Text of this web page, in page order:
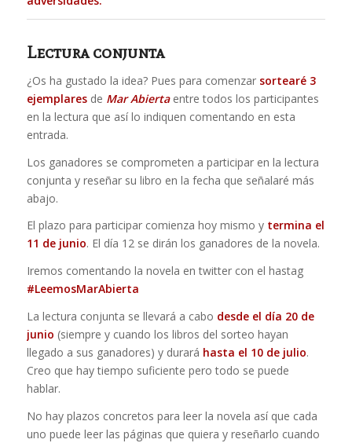
Lectura conjunta
¿Os ha gustado la idea? Pues para comenzar sortearé 3
ejemplaresde Mar Abiertaentre todos los participantes
en la lectura que así lo indiquen comentando en esta
entrada.
Los ganadores se comprometen a participar en la lectura
conjunta y reseñar su libro en la fecha que señalaré más
abajo.
El plazo para participar comienza hoy mismo y termina el
11 de junio. El día 12 se dirán los ganadores de la novela.
Iremos comentando la novela en twitter con el hastag
#LeemosMarAbierta
La lectura conjunta se llevará a cabo desde el día 20 de
junio (siempre y cuando los libros del sorteo hayan
llegado a sus ganadores) y durará hasta el 10 de julio.
Creo que hay tiempo suficiente pero todo se puede
hablar.
No hay plazos concretos para leer la novela así que cada
uno puede leer las páginas que quiera y reseñarlo cuando